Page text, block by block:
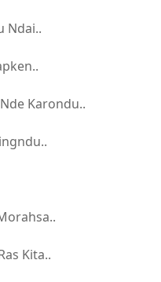
Ndai..
Karondu..
Kita..